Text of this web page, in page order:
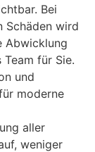
Bei
Schäden wird
Abwicklung
für Sie.
und
moderne
aller
weniger